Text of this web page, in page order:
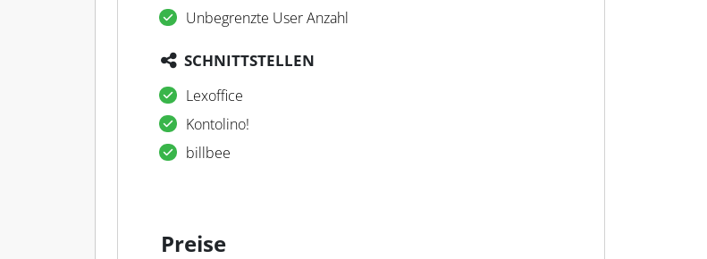
Unbegrenzte User Anzahl
SCHNITTSTELLEN
Lexoffice
Kontolino!
billbee
Preise